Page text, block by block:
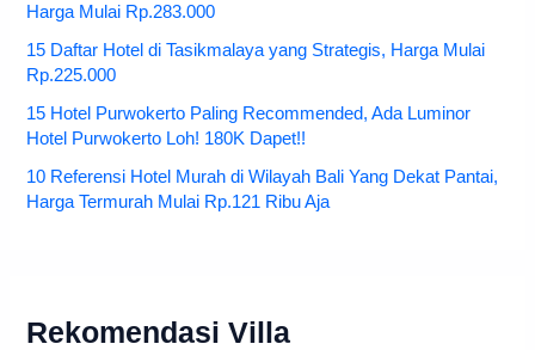
Harga Mulai Rp.283.000
15 Daftar Hotel di Tasikmalaya yang Strategis, Harga Mulai
Rp.225.000
15 Hotel Purwokerto Paling Recommended, Ada Luminor
Hotel Purwokerto Loh! 180K Dapet!!
10 Referensi Hotel Murah di Wilayah Bali Yang Dekat Pantai,
Harga Termurah Mulai Rp.121 Ribu Aja
Rekomendasi Villa